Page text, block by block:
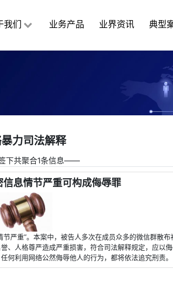
我们 业务产品 业界资讯 典型
暴力司法解释
下共聚合1条信息――
信息情节严重可构成侮辱罪
严重”。本案中，被告人多次在成员众多的微信群散布
、人格尊严造成严重损害，符合司法解释规定，应以
何利用网络公然侮辱他人的行为，都将依法追究刑责。